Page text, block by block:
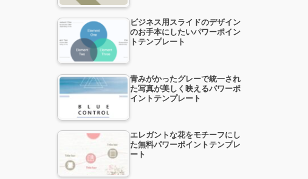
ビジネス用スライドのデザイン
のお手本にしたいパワーポイン
トテンプレート
青みがかったグレーで統一され
た写真が美しく映えるパワーポ
イントテンプレート
エレガントな花をモチーフにし
た無料パワーポイントテンプレ
ート